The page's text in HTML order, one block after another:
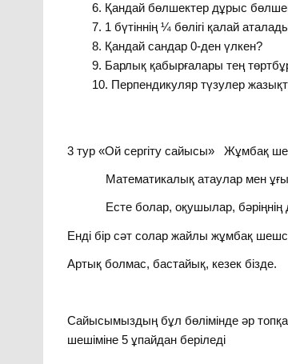
Қандай бөлшектер дұрыс
1 бүтіннің ¼ бөлігі қалай
Қандай сандар 0-ден үлкен?
Барлық қабырғалары тең
Перпендикуляр түзулер
3 тур «Ой сергіту сайысы» Жұмбақ
Математикалық атаулар мен
Есте болар, оқушылар, бәріңнің
Енді бір сәт солар жайлы жұмбақ
Артық болмас, бастайық, кезек бізде.
Сайысымыздың бұл бөлімінде әр
шешіміне 5 ұпайдан беріледі